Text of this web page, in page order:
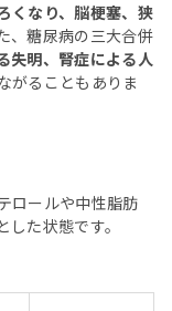
くなり、脳梗塞、狭
、糖尿病の三大合併
失明、腎症による人
がることもありま
ロールや中性脂肪
た状態です。